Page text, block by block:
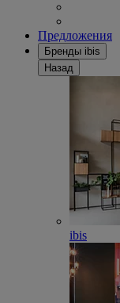
Предложения
Бренды ibis
Назад
ibis